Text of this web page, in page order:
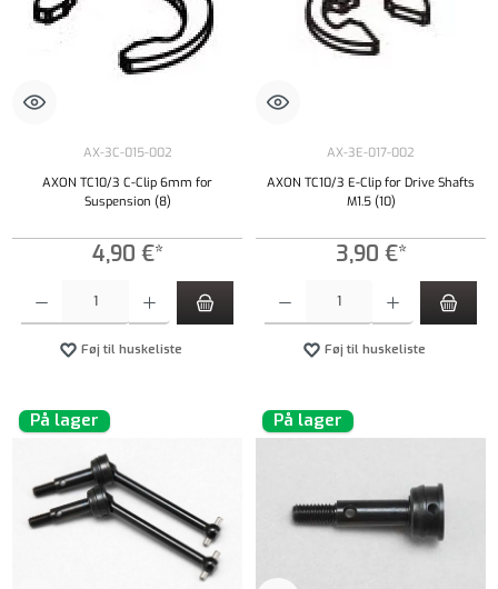
AX-3C-015-002
AXON TC10/3 C-Clip 6mm for
Suspension (8)
4,90 €*
Føj til huskeliste
AX-3E-017-002
AXON TC10/3 E-Clip for Drive Shafts
M1.5 (10)
3,90 €*
Føj til huskeliste
På lager På lager